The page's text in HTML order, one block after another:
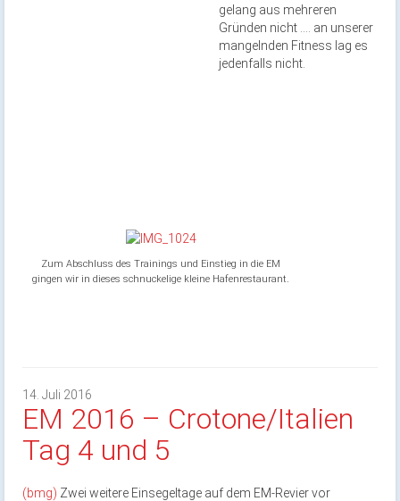
gelang aus mehreren
Gründen nicht …. an unserer
mangelnden Fitness lag es
jedenfalls nicht.
Zum Abschluss des Trainings und Einstieg in die EM
gingen wir in dieses schnuckelige kleine Hafenrestaurant.
14. Juli 2016
EM 2016 – Crotone/Italien
Tag 4 und 5
(bmg) Zwei weitere Einsegeltage auf dem EM-Revier vor